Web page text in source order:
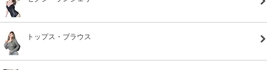
トップス・ブラウス